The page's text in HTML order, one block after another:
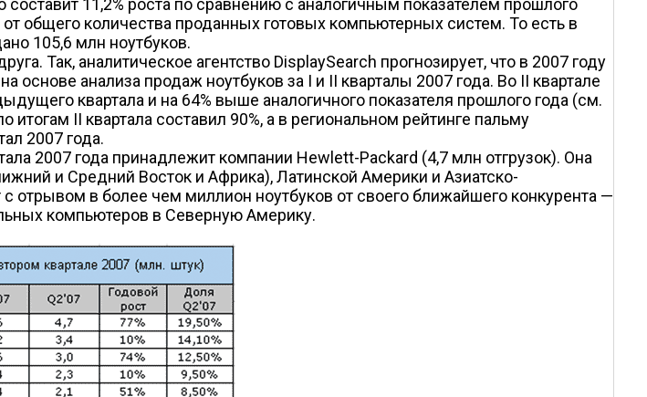
11,2% роста по сравнению с аналогичным показателем прошлого
общего количества проданных готовых компьютерных систем. То есть в
105,6 млн ноутбуков.
Так, аналитическое агентство DisplaySearch прогнозирует, что в 2007 году
анализа продаж ноутбуков за I и II кварталы 2007 года. Во II квартале
квартала и на 64% выше аналогичного показателя прошлого года (см.
II квартала составил 90%, а в региональном рейтинге пальму
2007 года.
2007 года принадлежит компании Hewlett-Packard (4,7 млн отгрузок). Она
и Средний Восток и Африка), Латинской Америки и Азиатско-
с отрывом в более чем миллион ноутбуков от своего ближайшего конкурента —
компьютеров в Северную Америку.